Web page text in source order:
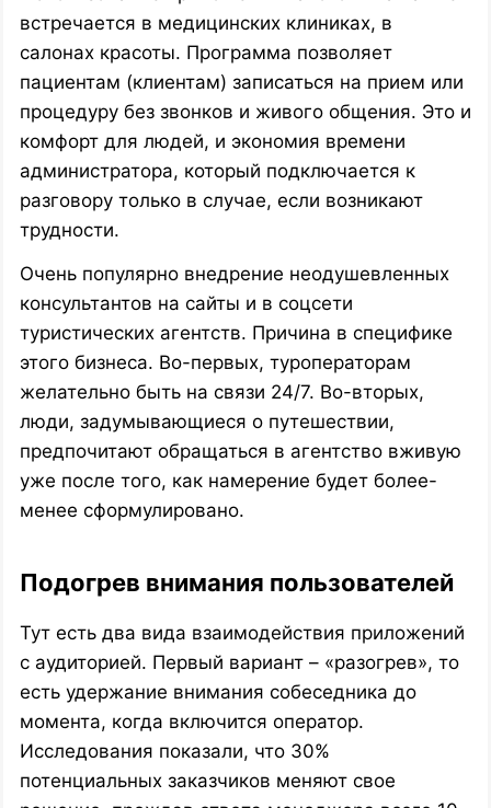
встречается в медицинских клиниках, в
салонах красоты. Программа позволяет
пациентам (клиентам) записаться на прием или
процедуру без звонков и живого общения. Это и
комфорт для людей, и экономия времени
администратора, который подключается к
разговору только в случае, если возникают
трудности.
Очень популярно внедрение неодушевленных
консультантов на сайты и в соцсети
туристических агентств. Причина в специфике
этого бизнеса. Во-первых, туроператорам
желательно быть на связи 24/7. Во-вторых,
люди, задумывающиеся о путешествии,
предпочитают обращаться в агентство вживую
уже после того, как намерение будет более-
менее сформулировано.
Подогрев внимания пользователей
Тут есть два вида взаимодействия приложений
с аудиторией. Первый вариант – «разогрев», то
есть удержание внимания собеседника до
момента, когда включится оператор.
Исследования показали, что 30%
потенциальных заказчиков меняют свое